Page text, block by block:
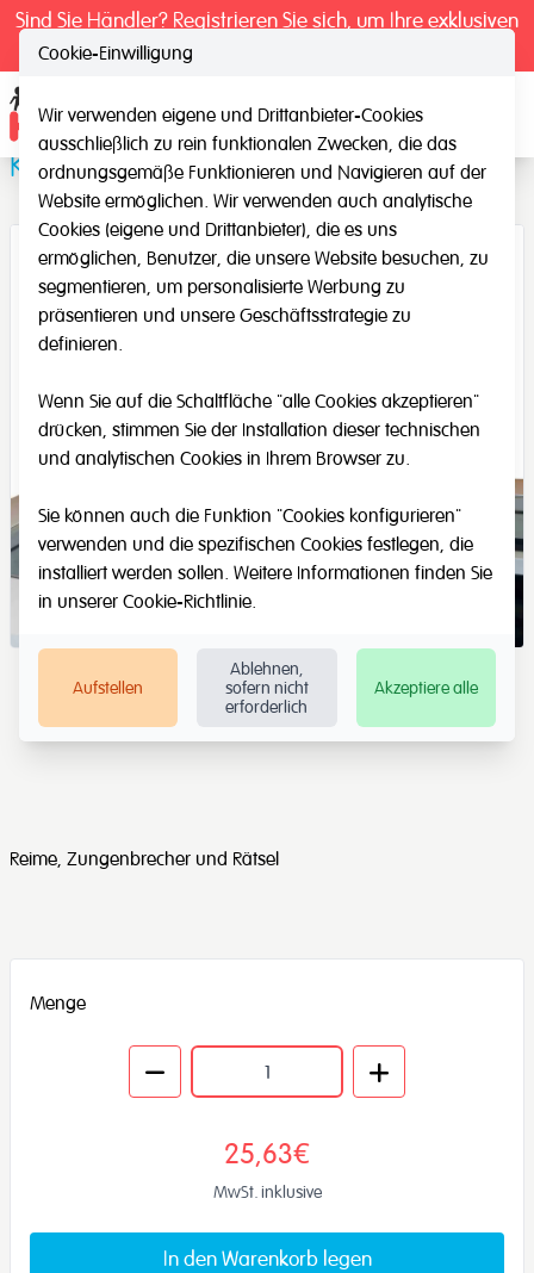
Sind Sie Händler? Registrieren Sie sich, um Ihre exklusiven
Karten Rätsel, Reime und Zungenbrecher
Reime, Zungenbrecher und Rätsel
Menge
25,63€
MwSt. inklusive
In den Warenkorb legen
Cookie-Einwilligung
Wir verwenden eigene und Drittanbieter-Cookies
ausschließlich zu rein funktionalen Zwecken, die das
ordnungsgemäße Funktionieren und Navigieren auf der
Website ermöglichen. Wir verwenden auch analytische
Cookies (eigene und Drittanbieter), die es uns
ermöglichen, Benutzer, die unsere Website besuchen, zu
segmentieren, um personalisierte Werbung zu
präsentieren und unsere Geschäftsstrategie zu
definieren.
Wenn Sie auf die Schaltfläche "alle Cookies akzeptieren"
drücken, stimmen Sie der Installation dieser technischen
und analytischen Cookies in Ihrem Browser zu.
Sie können auch die Funktion "Cookies konfigurieren"
verwenden und die spezifischen Cookies festlegen, die
installiert werden sollen. Weitere Informationen finden Sie
in unserer Cookie-Richtlinie.
Aufstellen
Ablehnen,
sofern nicht
erforderlich
Akzeptiere alle